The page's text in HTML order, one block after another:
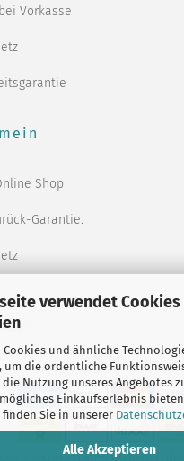
verwendet
Cookies und ähnliche
die ordentliche
Nutzung unseres Angebotes
Einkaufserlebnis
Sie in unserer
Alle Akzeptieren
Vorkasse
Shop
Garantie.